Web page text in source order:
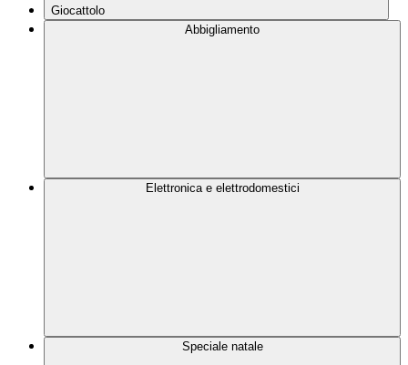
Giocattolo
Abbigliamento
Elettronica e elettrodomestici
Speciale natale